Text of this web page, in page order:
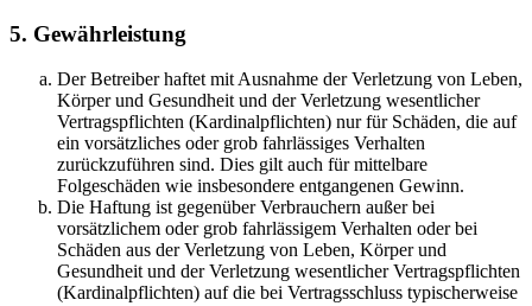
5. Gewährleistung
Der Betreiber haftet mit Ausnahme der Verletzung von Leben,
Körper und Gesundheit und der Verletzung wesentlicher
Vertragspflichten (Kardinalpflichten) nur für Schäden, die auf
ein vorsätzliches oder grob fahrlässiges Verhalten
zurückzuführen sind. Dies gilt auch für mittelbare
Folgeschäden wie insbesondere entgangenen Gewinn.
Die Haftung ist gegenüber Verbrauchern außer bei
vorsätzlichem oder grob fahrlässigem Verhalten oder bei
Schäden aus der Verletzung von Leben, Körper und
Gesundheit und der Verletzung wesentlicher Vertragspflichten
(Kardinalpflichten) auf die bei Vertragsschluss typischerweise